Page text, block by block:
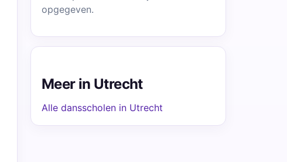
opgegeven.
Meer in Utrecht
Alle dansscholen in Utrecht